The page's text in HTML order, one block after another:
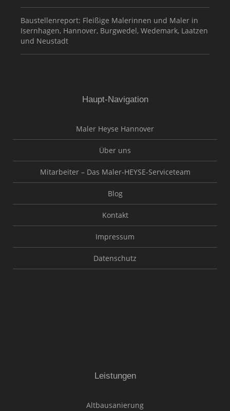
Baustellenreport: Fleißige Malerinnen und Maler in
Isernhagen, Hannover, Burgwedel, Wedemark, Laatzen
und Neustadt
Haupt-Navigation
Maler Heyse Hannover
Über uns
Mitarbeiter – Das Maler-HEYSE-Serviceteam
Blog
Kontakt
Impressum
Datenschutz
Leistungen
Altbausanierung